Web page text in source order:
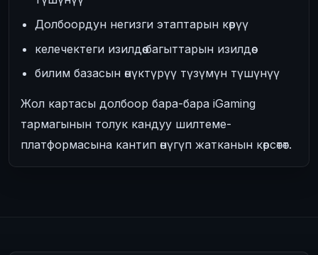
Долбоордун негизги этаптарын көрүү
келечектеги изилдөө багыттарын изилдөө
билим базасын өнүктүрүү түзүмүн түшүнүү
Жол картасы долбоор бара-бара iGaming
тармагынын толук кандуу шилтеме-
платформасына кантип өнүгүп жатканын көрсөтөт.